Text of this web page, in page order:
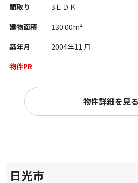
間取り
3ＬＤＫ
建物面積
130.00m²
築年月
2004年11 月
物件PR
物件詳細を見る
日光市